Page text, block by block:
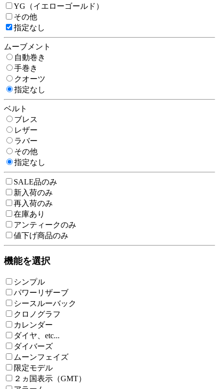
YG（イエローゴールド）
その他
指定なし
ムーブメント
自動巻き
手巻き
クオーツ
指定なし
ベルト
ブレス
レザー
ラバー
その他
指定なし
SALE品のみ
新入荷のみ
再入荷のみ
在庫あり
アンティークのみ
値下げ商品のみ
機能を選択
シンプル
パワーリザーブ
シースルーバック
クロノグラフ
カレンダー
ダイヤ、etc...
ダイバーズ
ムーンフェイズ
限定モデル
２ヵ国表示（GMT）